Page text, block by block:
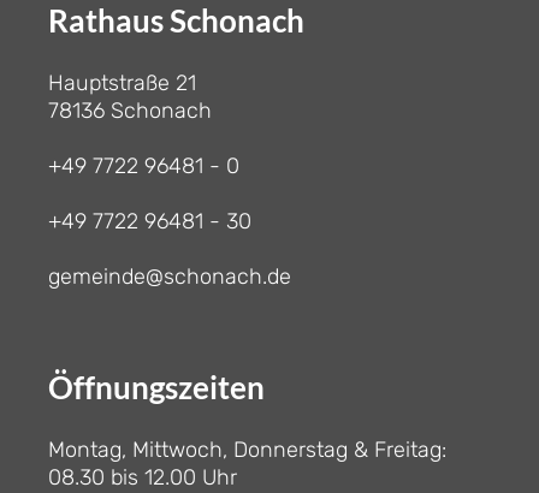
Rathaus Schonach
Hauptstraße 21
78136 Schonach
+49 7722 96481 - 0
+49 7722 96481 - 30
gemeinde@schonach.de
Öffnungszeiten
Montag, Mittwoch, Donnerstag & Freitag:
08.30 bis 12.00 Uhr